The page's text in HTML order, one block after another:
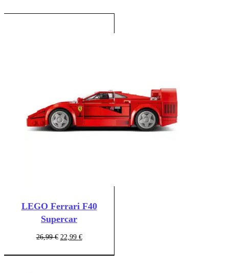
LEGO Ferrari F40
Supercar
26,99€ Ursprünglicher
22,99 €Aktueller